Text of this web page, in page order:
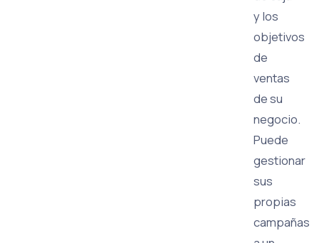
y los
objetivos
de
ventas
de su
negocio.
Puede
gestionar
sus
propias
campañas